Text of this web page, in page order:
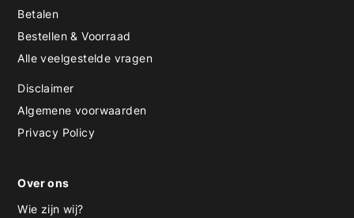
Betalen
Bestellen & Voorraad
Alle veelgestelde vragen
Disclaimer
Algemene voorwaarden
Privacy Policy
Over ons
Wie zijn wij?